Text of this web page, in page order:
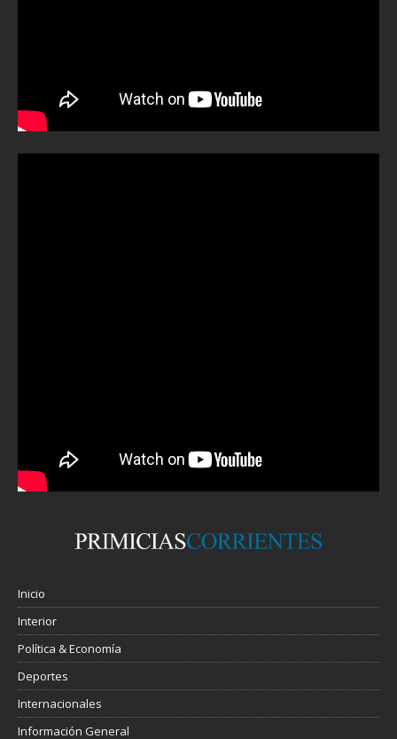
Inicio
Interior
Política & Economía
Deportes
Internacionales
Información General